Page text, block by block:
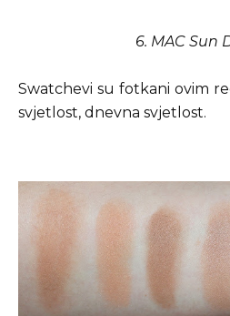
6. MAC Sun
Swatchevi su fotkani ovim
svjetlost, dnevna svjetlost.